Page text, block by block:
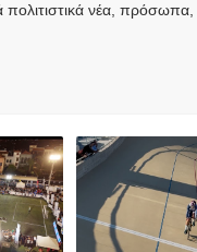
πολιτιστικά νέα, πρόσωπα,